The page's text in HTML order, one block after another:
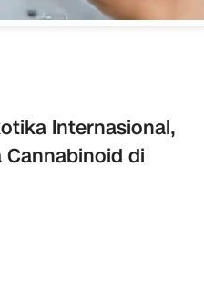
Internasional,
Cannabinoid di